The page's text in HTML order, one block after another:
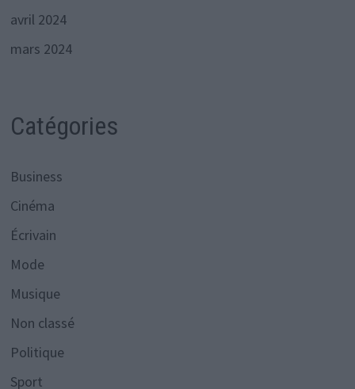
avril 2024
mars 2024
Catégories
Business
Cinéma
Écrivain
Mode
Musique
Non classé
Politique
Sport